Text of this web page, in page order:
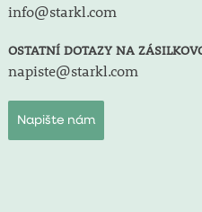
info@starkl.com
OSTATNÍ DOTAZY NA
napiste@starkl.com
Napište nám